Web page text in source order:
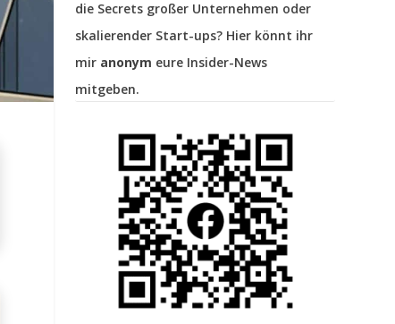
die Secrets großer Unternehmen oder
skalierender Start-ups? Hier könnt ihr
mir anonym eure Insider-News
mitgeben.